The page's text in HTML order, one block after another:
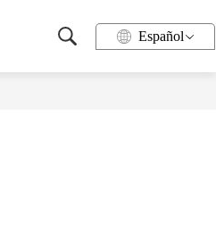
Español